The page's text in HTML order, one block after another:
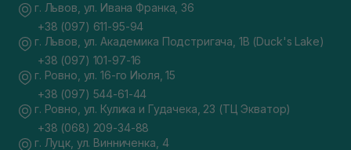
г. Львов, ул. Ивана Франка, 36
+38 (097) 611-95-94
г. Львов, ул. Академика Подстригача, 1В (Duck's Lake)
+38 (097) 101-97-16
г. Ровно, ул. 16-го Июля, 15
+38 (097) 544-61-44
г. Ровно, ул. Кулика и Гудачека, 23 (ТЦ Экватор)
+38 (068) 209-34-88
г. Луцк, ул. Винниченка, 4